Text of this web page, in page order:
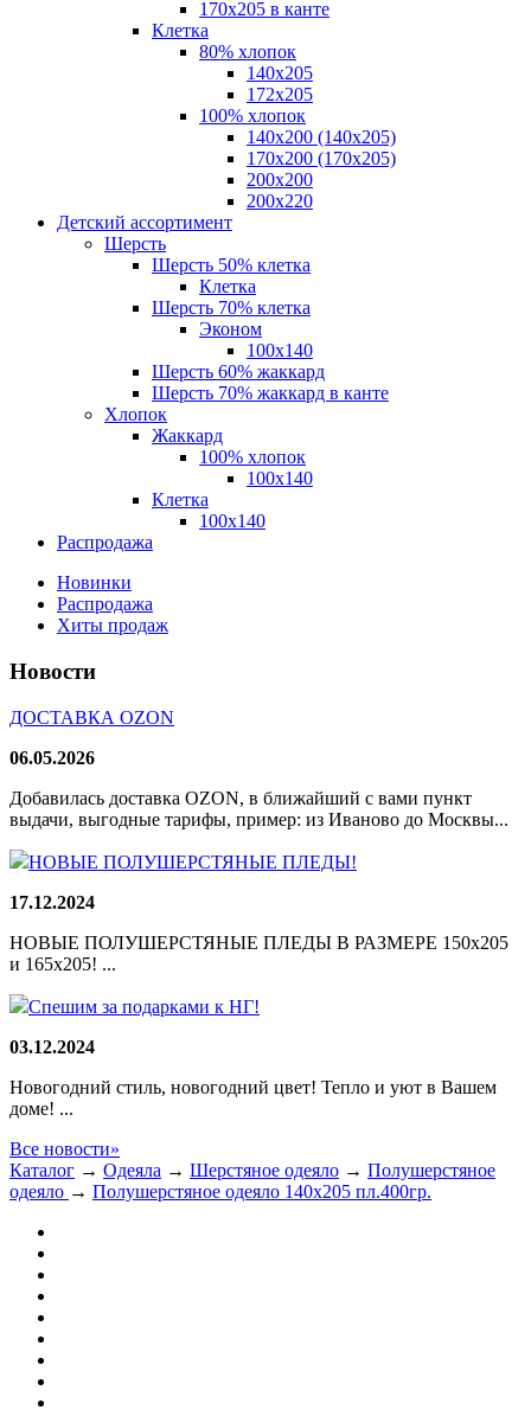
170х205 в канте
Клетка
80% хлопок
140x205
172х205
100% хлопок
140x200 (140х205)
170x200 (170х205)
200х200
200х220
Детский ассортимент
Шерсть
Шерсть 50% клетка
Клетка
Шерсть 70% клетка
Эконом
100x140
Шерсть 60% жаккард
Шерсть 70% жаккард в канте
Хлопок
Жаккард
100% хлопок
100x140
Клетка
100х140
Распродажа
Новинки
Распродажа
Хиты продаж
Новости
ДОСТАВКА OZON
06.05.2026
Добавилась доставка OZON, в ближайший с вами пункт
выдачи, выгодные тарифы, пример: из Иваново до Москвы...
НОВЫЕ ПОЛУШЕРСТЯНЫЕ ПЛЕДЫ!
17.12.2024
НОВЫЕ ПОЛУШЕРСТЯНЫЕ ПЛЕДЫ В РАЗМЕРЕ 150х205
и 165х205! ...
Спешим за подарками к НГ!
03.12.2024
Новогодний стиль, новогодний цвет! Тепло и уют в Вашем
доме! ...
Все новости»
Каталог → Одеяла → Шерстяное одеяло → Полушерстяное
одеяло → Полушерстяное одеяло 140х205 пл.400гр.